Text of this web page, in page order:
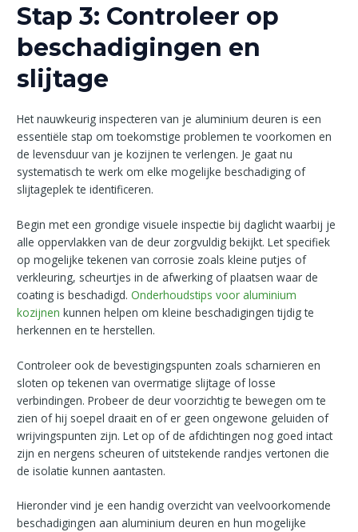
Stap 3: Controleer op
beschadigingen en
slijtage
Het nauwkeurig inspecteren van je aluminium deuren is een
essentiële stap om toekomstige problemen te voorkomen en
de levensduur van je kozijnen te verlengen. Je gaat nu
systematisch te werk om elke mogelijke beschadiging of
slijtageplek te identificeren.
Begin met een grondige visuele inspectie bij daglicht waarbij je
alle oppervlakken van de deur zorgvuldig bekijkt. Let specifiek
op mogelijke tekenen van corrosie zoals kleine putjes of
verkleuring, scheurtjes in de afwerking of plaatsen waar de
coating is beschadigd.Onderhoudstips voor aluminium
kozijnen kunnen helpen om kleine beschadigingen tijdig te
herkennen en te herstellen.
Controleer ook de bevestigingspunten zoals scharnieren en
sloten op tekenen van overmatige slijtage of losse
verbindingen. Probeer de deur voorzichtig te bewegen om te
zien of hij soepel draait en of er geen ongewone geluiden of
wrijvingspunten zijn. Let op of de afdichtingen nog goed intact
zijn en nergens scheuren of uitstekende randjes vertonen die
de isolatie kunnen aantasten.
Hieronder vind je een handig overzicht van veelvoorkomende
beschadigingen aan aluminium deuren en hun mogelijke